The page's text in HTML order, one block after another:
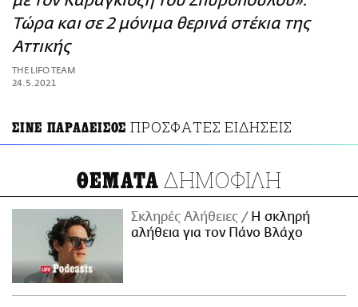
ΑΜΠΑ
PRINT
Τώρα και σε 2 μόνιμα θερινά στέκια της
Αττικής
THE LIFO TEAM
24.5.2021
ΣΙΝΕ ΠΑΡΑΔΕΙΣΟΣ ΠΡΟΣΦΑΤΕΣ ΕΙΔΗΣΕΙΣ
ΘΕΜΑΤΑ ΔΗΜΟΦΙΛΗ
Σκληρές Αλήθειες
H σκληρή
αλήθεια για τον Πάνο Βλάχο